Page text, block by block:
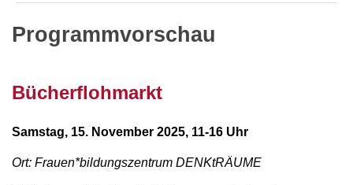
Programmvorschau
Bücherflohmarkt
Samstag, 15. November 2025, 11-16 Uhr
Ort: Frauen*bildungszentrum DENKtRÄUME